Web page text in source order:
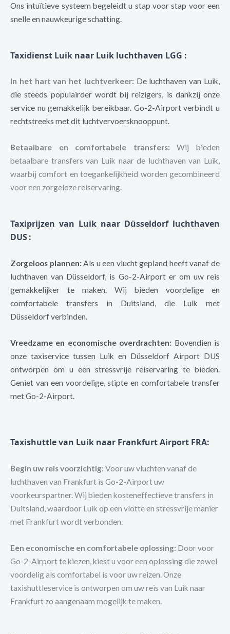
Ons intuïtieve systeem begeleidt u stap voor stap voor een
snelle en nauwkeurige schatting.
Taxidienst Luik naar Luik luchthaven LGG :
In het hart van het luchtverkeer: De luchthaven van Luik,
die steeds populairder wordt bij reizigers, is dankzij onze
service nu gemakkelijk bereikbaar. Go-2-Airport verbindt u
rechtstreeks met dit luchtvervoersknooppunt.
Betaalbare en comfortabele transfers: Wij bieden
betaalbare transfers van Luik naar de luchthaven van Luik,
waarbij comfort en toegankelijkheid worden gecombineerd
voor een zorgeloze reiservaring.
Taxiprijzen van Luik naar Düsseldorf luchthaven
DUS:
Zorgeloos plannen: Als u een vlucht gepland heeft vanaf de
luchthaven van Düsseldorf, is Go-2-Airport er om uw reis
gemakkelijker te maken. Wij bieden voordelige en
comfortabele transfers in Duitsland, die Luik met
Düsseldorf verbinden.
Vreedzame en economische overdrachten: Bovendien is
onze taxiservice tussen Luik en Düsseldorf Airport DUS
ontworpen om u een stressvrije reiservaring te bieden.
Geniet van een voordelige, stipte en comfortabele transfer
met Go-2-Airport.
Taxishuttle van Luik naar Frankfurt Airport FRA:
Begin uw reis voorzichtig: Voor uw vluchten vanaf de
luchthaven van Frankfurt is Go-2-Airport uw
voorkeurspartner. Wij bieden kosteneffectieve transfers in
Duitsland, waardoor Luik op een vlotte en stressvrije manier
met Frankfurt wordt verbonden.
Een economische en comfortabele oplossing: Door voor
Go-2-Airport te kiezen, kiest u voor een oplossing die zowel
voordelig als comfortabel is voor uw reizen. Onze
taxishuttleservice is ontworpen om uw reis van Luik naar
Frankfurt zo aangenaam mogelijk te maken.